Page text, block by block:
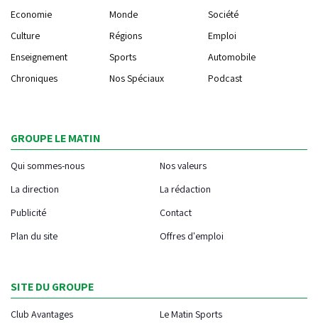
Economie
Monde
Société
Culture
Régions
Emploi
Enseignement
Sports
Automobile
Chroniques
Nos Spéciaux Podcast
GROUPE LE MATIN
Qui sommes-nous
Nos valeurs
La direction
La rédaction
Publicité
Contact
Plan du site
Offres d'emploi
SITE DU GROUPE
Club Avantages
Le Matin Sports